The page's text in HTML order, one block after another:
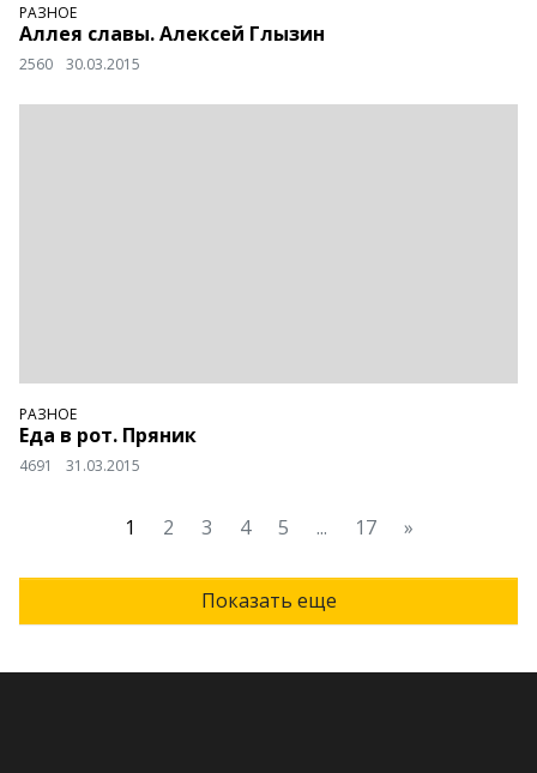
РАЗНОЕ
Аллея славы. Алексей Глызин
2560 30.03.2015
РАЗНОЕ
Еда в рот. Пряник
4691 31.03.2015
1 2 3 4 5 ... 17 »
Показать еще